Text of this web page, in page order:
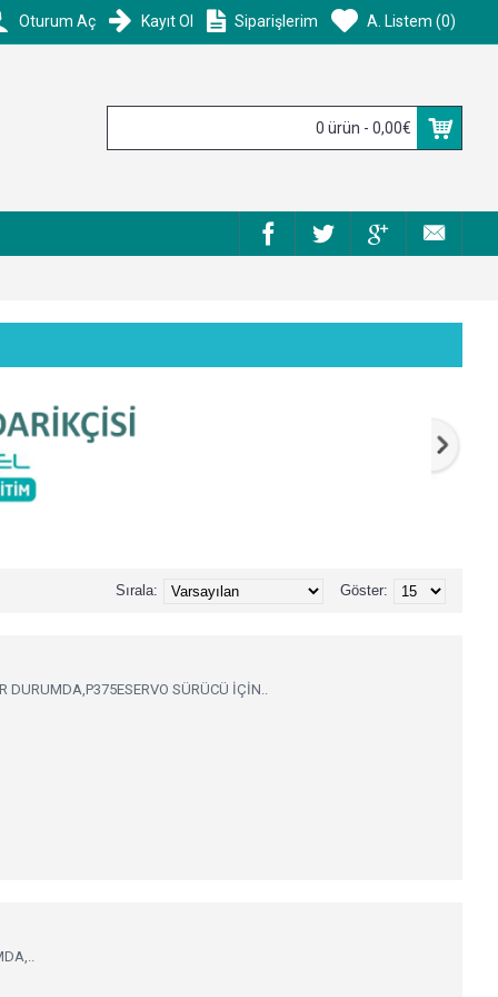
Oturum Aç Kayıt Ol Siparişlerim A. Listem (0)
0 ürün - 0,00€
Göster:
Sırala:
SÜRÜCÜ İÇİN..